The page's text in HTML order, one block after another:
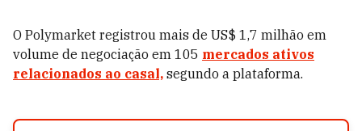
O Polymarket registrou mais de US$ 1,7 milhão em
volume de negociação em 105 mercados ativos
relacionados ao casal, segundo a plataforma.